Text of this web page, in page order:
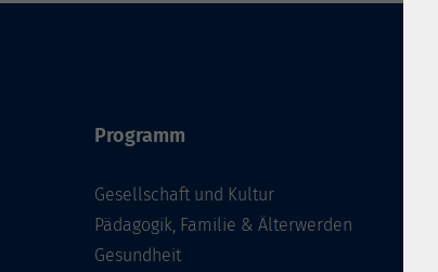
Programm
Gesellschaft und Kultur
Pädagogik, Familie & Älterwerden
Gesundheit